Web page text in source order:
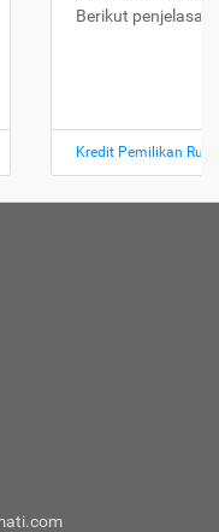
Berikut
Kredit Pemilikan